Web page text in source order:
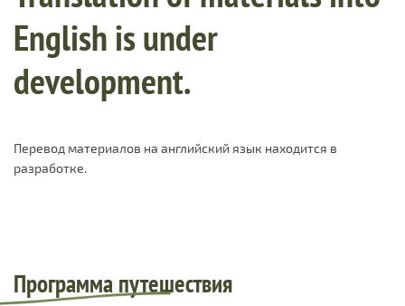
English is under
development.
Перевод материалов на английский язык находится в
разработке.
Программа путешествия